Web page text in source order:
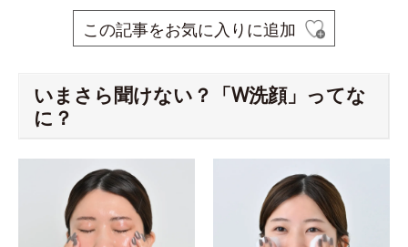
この記事をお気に入りに追加
いまさら聞けない？「W洗顔」ってな
に？